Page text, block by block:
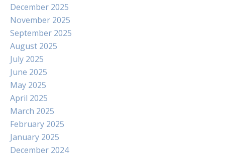
December 2025
November 2025
September 2025
August 2025
July 2025
June 2025
May 2025
April 2025
March 2025
February 2025
January 2025
December 2024